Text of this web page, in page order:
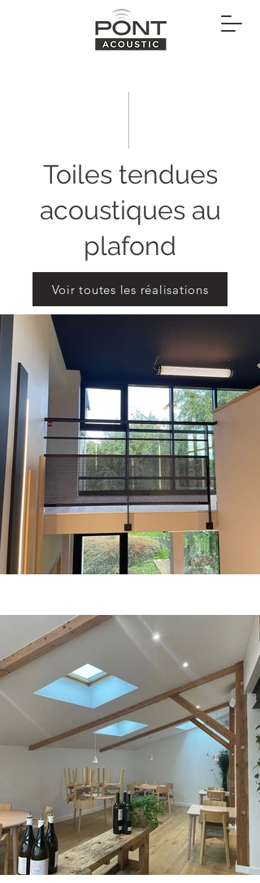
Toiles tendues
acoustiques au
plafond
Voir toutes les réalisations